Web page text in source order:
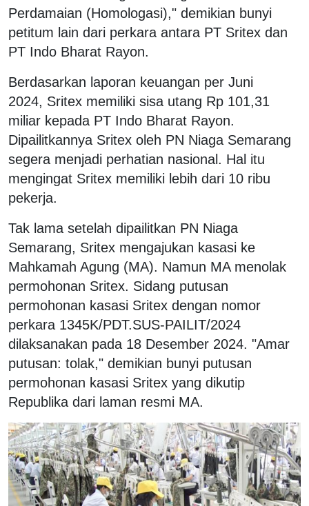
Perdamaian (Homologasi)," demikian bunyi
petitum lain dari perkara antara PT Sritex dan
PT Indo Bharat Rayon.
Berdasarkan laporan keuangan per Juni
2024, Sritex memiliki sisa utang Rp 101,31
miliar kepada PT Indo Bharat Rayon.
Dipailitkannya Sritex oleh PN Niaga Semarang
segera menjadi perhatian nasional. Hal itu
mengingat Sritex memiliki lebih dari 10 ribu
pekerja.
Tak lama setelah dipailitkan PN Niaga
Semarang, Sritex mengajukan kasasi ke
Mahkamah Agung (MA). Namun MA menolak
permohonan Sritex. Sidang putusan
permohonan kasasi Sritex dengan nomor
perkara 1345K/PDT.SUS-PAILIT/2024
dilaksanakan pada 18 Desember 2024. "Amar
putusan: tolak," demikian bunyi putusan
permohonan kasasi Sritex yang dikutip
Republika dari laman resmi MA.